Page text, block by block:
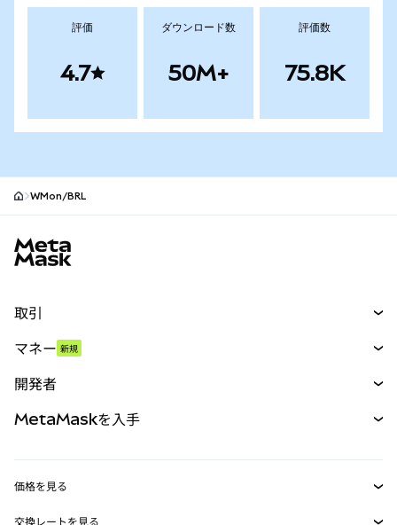
評価
4.7
ダウンロード数
50M+
評価数
75.8K
WMon/BRL
取引
パーペチュアル
RWA
マネー 新規
開発者
MetaMaskを入手
価格を見る
交換レートを見る